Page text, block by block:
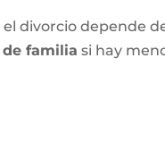
divorcio depende
familia si hay